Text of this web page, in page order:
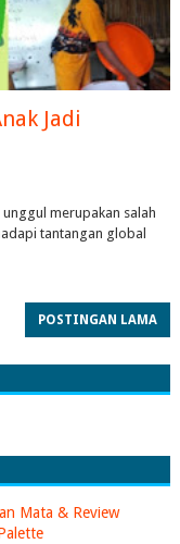
Jadi
merupakan salah
tantangan global
POSTINGAN LAMA
Mata & Review